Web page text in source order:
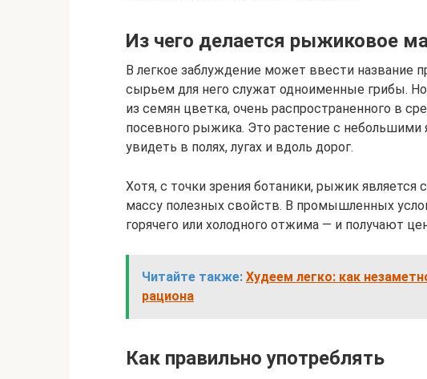
Из чего делается рыжиковое
В легкое заблуждение может ввести название
сырьем для него служат одноименные грибы.
из семян цветка, очень распространенного в
посевного рыжика. Это растение с
увидеть в полях, лугах и вдоль дорог.
Хотя, с точки зрения ботаники, рыжик является
массу полезных свойств. В промышленных
горячего или холодного отжима — и получают
Читайте также: Худеем легко: как
рациона
Как правильно употреблять